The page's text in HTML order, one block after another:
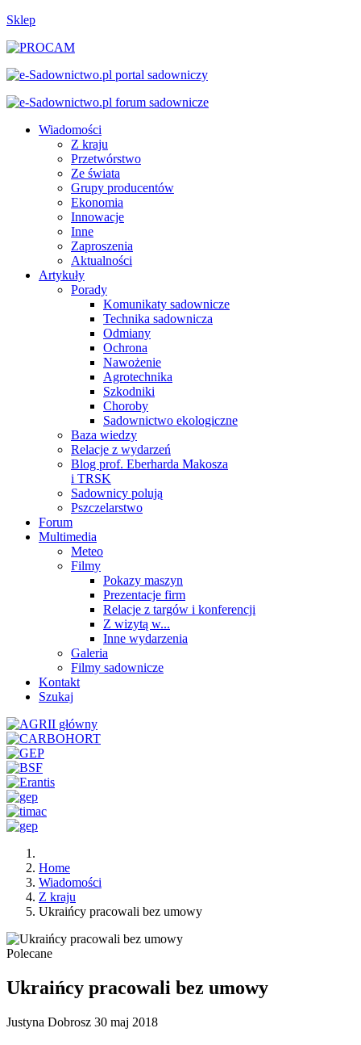
Sklep
Wiadomości
Z kraju
Przetwórstwo
Ze świata
Grupy producentów
Ekonomia
Innowacje
Inne
Zaproszenia
Aktualności
Artykuły
Porady
Komunikaty sadownicze
Technika sadownicza
Odmiany
Ochrona
Nawożenie
Agrotechnika
Szkodniki
Choroby
Sadownictwo ekologiczne
Baza wiedzy
Relacje z wydarzeń
Blog prof. Eberharda Makosza
i TRSK
Sadownicy polują
Pszczelarstwo
Forum
Multimedia
Meteo
Filmy
Pokazy maszyn
Prezentacje firm
Relacje z targów i konferencji
Z wizytą w...
Inne wydarzenia
Galeria
Filmy sadownicze
Kontakt
Szukaj
Home
Wiadomości
Z kraju
Ukraińcy pracowali bez umowy
Polecane
Ukraińcy pracowali bez umowy
Justyna Dobrosz 30 maj 2018